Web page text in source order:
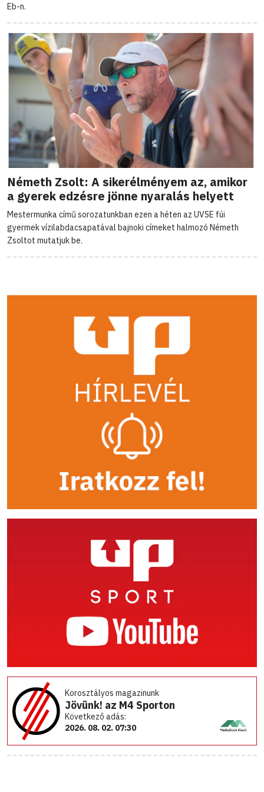
Eb-n.
Németh Zsolt: A sikerélményem az, amikor
a gyerek edzésre jönne nyaralás helyett
Mestermunka című sorozatunkban ezen a héten az UVSE fúi
gyermek vízilabdacsapatával bajnoki címeket halmozó Németh
Zsoltot mutatjuk be.
Korosztályos magazinunk
Jövünk! az M4 Sporton
Következő adás:
2026. 08. 02. 07:30